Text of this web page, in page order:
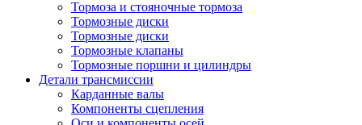
Тормоза и стояночные тормоза
Тормозные диски
Тормозные диски
Тормозные клапаны
Тормозные поршни и цилиндры
Детали трансмиссии
Карданные валы
Компоненты сцепления